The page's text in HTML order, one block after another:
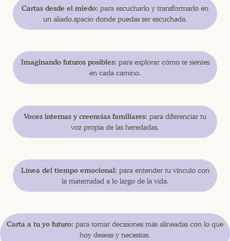
Cartas desde el miedo: para escucharlo y transformarlo en
un aliado.spacio donde puedas ser escuchada.
Imaginando futuros posibles: para explorar cómo te sientes
en cada camino.
Voces internas y creencias familiares: para diferenciar tu
voz propia de las heredadas.
Línea del tiempo emocional: para entender tu vínculo con
la maternidad a lo largo de la vida.
Carta a tu yo futuro: para tomar decisiones más alineadas con lo que
hoy deseas y necesitas.